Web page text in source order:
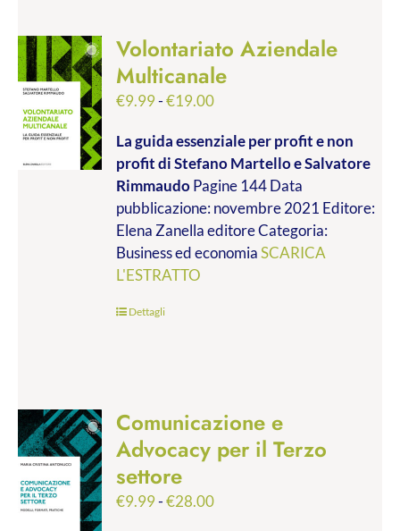
Volontariato Aziendale
Multicanale
€9.99-€19.00Fascia
prezzo:
da
€9.99
a
€19.00
La guida essenziale per profit e non
profitdi Stefano Martello e Salvatore
RimmaudoPagine 144 Data
pubblicazione: novembre 2021 Editore:
Elena Zanella editore Categoria:
Business ed economiaSCARICA
L'ESTRATTO
Dettagli
Comunicazione e
Advocacy per il Terzo
settore
€9.99-€28.00Fascia